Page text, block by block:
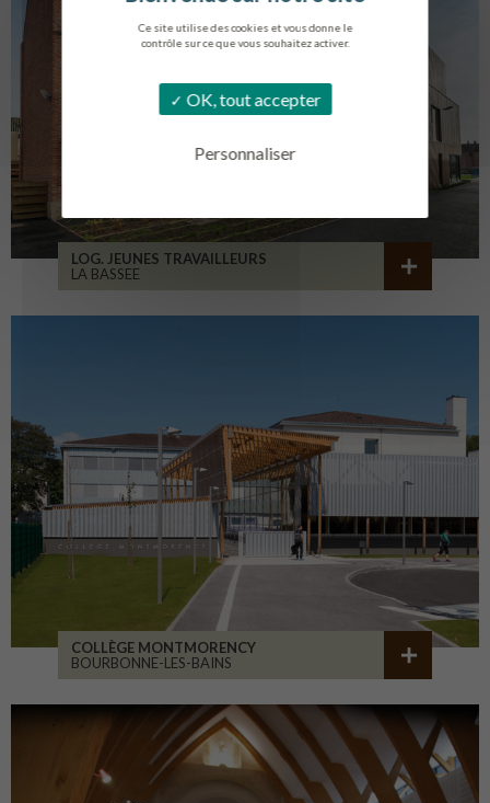
Ce site utilise des cookies et vous donne le
contrôle sur ce que vous souhaitez activer.
OK, tout accepter
Personnaliser
LOG. JEUNES TRAVAILLEURS
LA BASSEE
COLLÈGE MONTMORENCY
BOURBONNE-LES-BAINS